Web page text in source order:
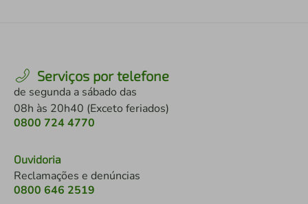
Serviços por telefone
de segunda a sábado das
08h às 20h40 (Exceto feriados)
0800 724 4770
Ouvidoria
Reclamações e denúncias
0800 646 2519